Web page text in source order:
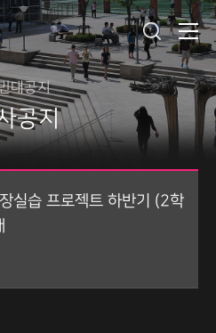
대공지
공지
실습 프로젝트 하반기 (2학